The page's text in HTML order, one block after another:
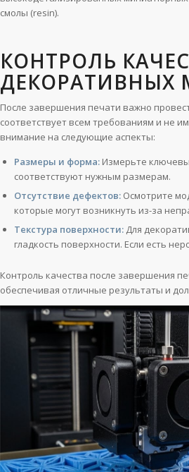
смолы (resin).
КОНТРОЛЬ
ДЕКОРАТИВНЫХ
После завершения печати важно
соответствует всем требованиям и не
внимание на следующие аспекты:
Размеры и форма: Измерьте
соответствуют нужным размерам.
Отсутствие дефектов: Осмотрите
которые могут возникнуть из-за
Текстура поверхности: Для
гладкость поверхности. Если есть
Контроль качества после завершения
обеспечивая отличные результаты и